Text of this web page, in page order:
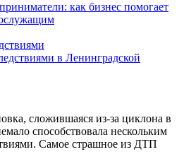
как бизнес помогает
в Ленинградской
сложившаяся из-за циклона в
способствовала нескольким
Самое страшное из ДТП